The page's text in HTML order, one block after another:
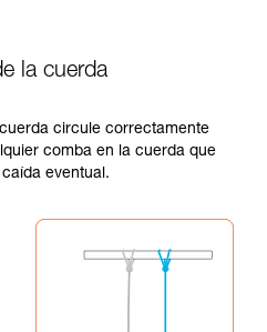
la cuerda
circule correctamente
comba en la cuerda que
eventual.